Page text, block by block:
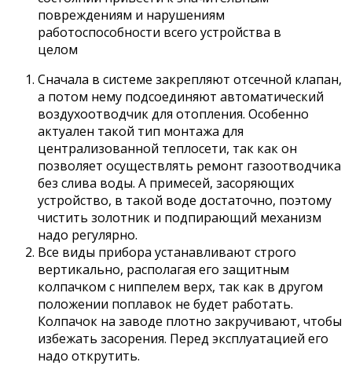
повреждениям и нарушениям
работоспособности всего устройства в
целом
Сначала в системе закрепляют отсечной клапан,
а потом нему подсоединяют автоматический
воздухоотводчик для отопления. Особенно
актуален такой тип монтажа для
централизованной теплосети, так как он
позволяет осуществлять ремонт газоотводчика
без слива воды. А примесей, засоряющих
устройство, в такой воде достаточно, поэтому
чистить золотник и подпирающий механизм
надо регулярно.
Все виды прибора устанавливают строго
вертикально, располагая его защитным
колпачком с ниппелем верх, так как в другом
положении поплавок не будет работать.
Колпачок на заводе плотно закручивают, чтобы
избежать засорения. Перед эксплуатацией его
надо открутить.